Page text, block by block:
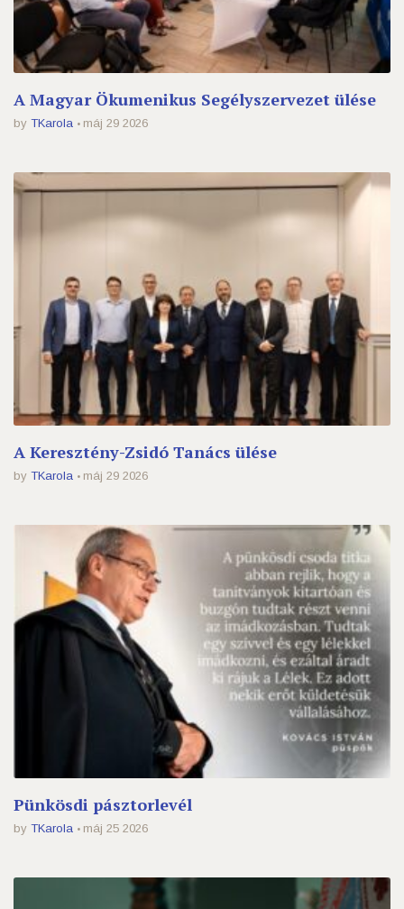
A Magyar Ökumenikus Segélyszervezet ülése
by TKarola máj 29 2026
A Keresztény-Zsidó Tanács ülése
by TKarola máj 29 2026
Pünkösdi pásztorlevél
by TKarola máj 25 2026